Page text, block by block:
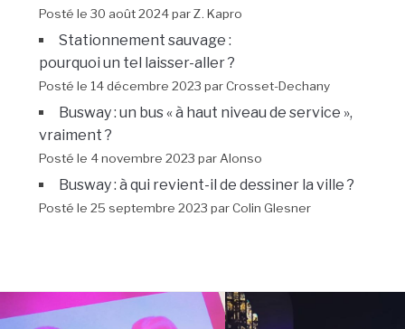
Posté le 30 août 2024 par Z. Kapro
Stationnement sauvage :
pourquoi un tel laisser-aller ?
Posté le 14 décembre 2023 par Crosset-Dechany
Busway : un bus « à haut niveau de service »,
vraiment ?
Posté le 4 novembre 2023 par Alonso
Busway : à qui revient-il de dessiner la ville ?
Posté le 25 septembre 2023 par Colin Glesner